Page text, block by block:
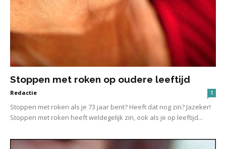
Stoppen met roken op oudere leeftijd
Redactie 1
Stoppen met roken als je 73 jaar bent? Heeft dat nog zin? Jazeker!
Stoppen met roken heeft weldegelijk zin, ook als je op leeftijd...